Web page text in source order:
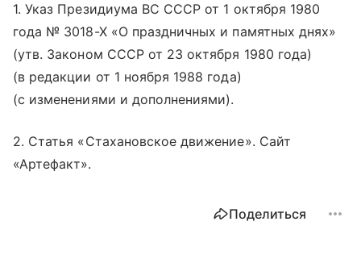
1. Указ Президиума ВС СССР от 1 октября 1980
года № 3018-Х «О праздничных и памятных днях»
(утв. Законом СССР от 23 октября 1980 года)
(в редакции от 1 ноября 1988 года)
(с изменениями и дополнениями).
2. Статья «Стахановское движение». Сайт
«Артефакт».
Поделиться